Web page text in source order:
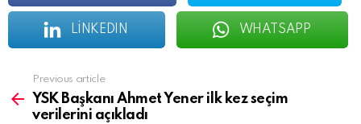
LINKEDIN WHATSAPP
more
Previous article
YSK Başkanı Ahmet Yener ilk kez seçim
verilerini açıkladı